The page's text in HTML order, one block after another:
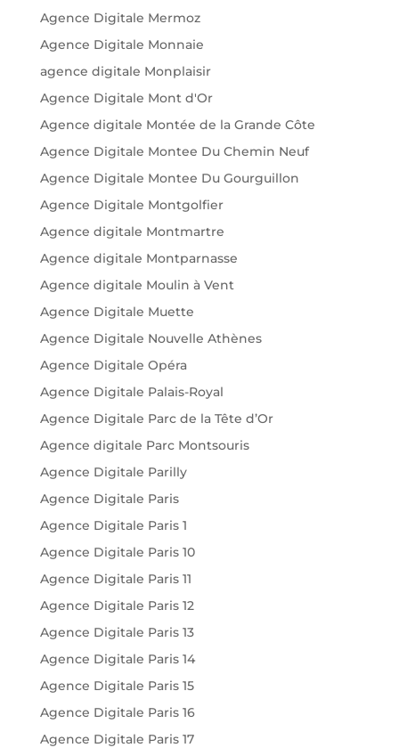
Agence Digitale Mermoz
Agence Digitale Monnaie
agence digitale Monplaisir
Agence Digitale Mont d'Or
Agence digitale Montée de la Grande Côte
Agence Digitale Montee Du Chemin Neuf
Agence Digitale Montee Du Gourguillon
Agence Digitale Montgolfier
Agence digitale Montmartre
Agence digitale Montparnasse
Agence digitale Moulin à Vent
Agence Digitale Muette
Agence Digitale Nouvelle Athènes
Agence Digitale Opéra
Agence Digitale Palais-Royal
Agence Digitale Parc de la Tête d’Or
Agence digitale Parc Montsouris
Agence Digitale Parilly
Agence Digitale Paris
Agence Digitale Paris 1
Agence Digitale Paris 10
Agence Digitale Paris 11
Agence Digitale Paris 12
Agence Digitale Paris 13
Agence Digitale Paris 14
Agence Digitale Paris 15
Agence Digitale Paris 16
Agence Digitale Paris 17